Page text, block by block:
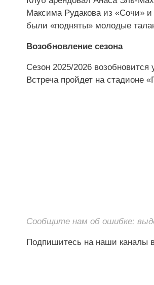
Максима Рудакова из «Сочи» и
были «подняты» молодые
Возобновление сезона
Сезон 2025/2026
Встреча пройдет на стадионе
Сообщите нам об ошибке:
Подпишитесь на наши каналы